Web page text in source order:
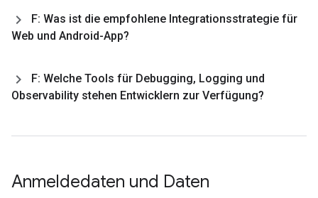
F: Was ist die empfohlene Integrationsstrategie für
Web und Android-App?
F: Welche Tools für Debugging, Logging und
Observability stehen Entwicklern zur Verfügung?
Anmeldedaten und Daten